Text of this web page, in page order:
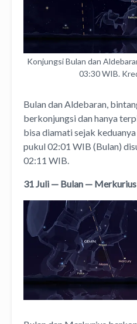
Konjungsi Bulan dan
03:30 WIB.
Bulan dan Aldebaran,
berkonjungsi dan hanya
bisa diamati sejak
pukul 02:01 WIB (Bulan)
02:11 WIB.
31 Juli — Bulan — Merkurius